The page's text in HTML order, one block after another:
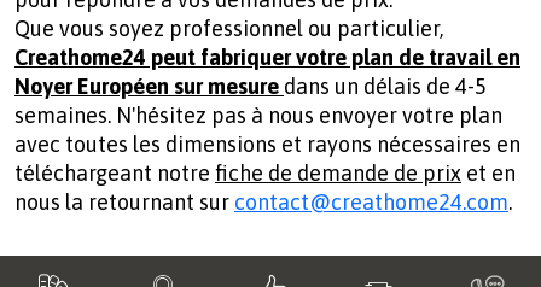
Que vous soyez professionnel ou particulier,
Creathome24 peut fabriquer votre plan de travail en
Noyer Européen sur mesure dans un délais de 4-5
semaines. N'hésitez pas à nous envoyer votre plan
avec toutes les dimensions et rayons nécessaires en
téléchargeant notre fiche de demande de prix et en
nous la retournant sur contact@creathome24.com.